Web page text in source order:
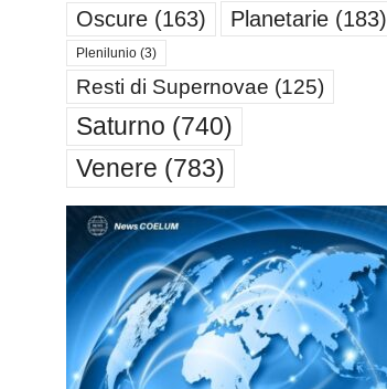
Oscure(163) Planetarie(183)
Plenilunio(3)
Resti di Supernovae (125)
Saturno (740)
Venere (783)